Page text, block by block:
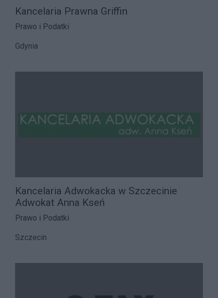
Kancelaria Prawna Griffin
Prawo i Podatki
Gdynia
Kancelaria Adwokacka w Szczecinie
Adwokat Anna Kseń
Prawo i Podatki
Szczecin